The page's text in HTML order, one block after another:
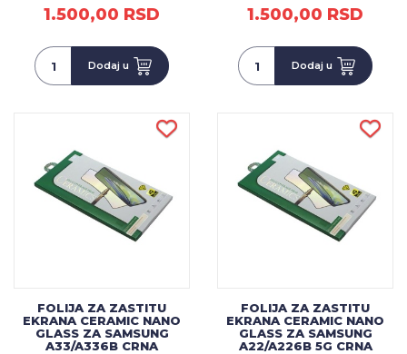
1.500,00 RSD
Dodaj u
1.500,00 RSD
Dodaj u
FOLIJA ZA ZASTITU
EKRANA CERAMIC NANO
GLASS ZA SAMSUNG
A33/A336B CRNA
FOLIJA ZA ZASTITU
EKRANA CERAMIC NANO
GLASS ZA SAMSUNG
A22/A226B 5G CRNA